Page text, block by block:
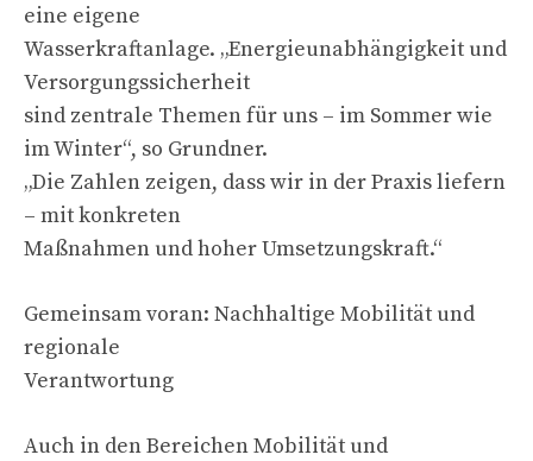
eine eigene
Wasserkraftanlage. „Energieunabhängigkeit und
Versorgungssicherheit
sind zentrale Themen für uns – im Sommer wie
im Winter“, so Grundner.
„Die Zahlen zeigen, dass wir in der Praxis liefern
– mit konkreten
Maßnahmen und hoher Umsetzungskraft.“
Gemeinsam voran: Nachhaltige Mobilität und
regionale
Verantwortung
Auch in den Bereichen Mobilität und